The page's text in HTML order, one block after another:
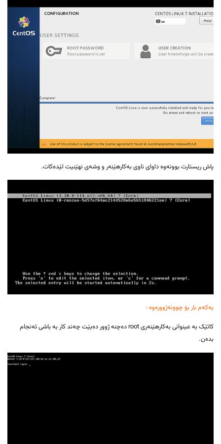
پاش ریستارت بوونەوە داوای ناوی بەکارهێنەر و وشەی نهێنیت لێدەکات.
یەکەم بار بۆ چوونەژوورەوە :
کاتێک بە عینوانی بەکارهێنەری root دەچنە ژوور دەبێت چەند کار بە باشی ئەنجام
بدەن.